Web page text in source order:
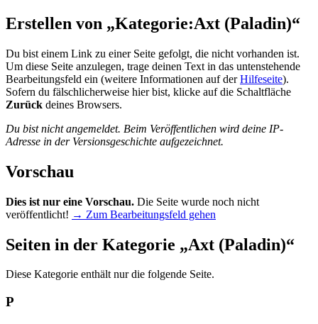
Erstellen von „Kategorie:Axt (Paladin)“
Du bist einem Link zu einer Seite gefolgt, die nicht vorhanden ist.
Um diese Seite anzulegen, trage deinen Text in das untenstehende
Bearbeitungsfeld ein (weitere Informationen auf derHilfeseite).
Sofern du fälschlicherweise hier bist, klicke auf die Schaltfläche
Zurück deines Browsers.
Du bist nicht angemeldet. Beim Veröffentlichen wird deine IP-
Adresse in der Versionsgeschichte aufgezeichnet.
Vorschau
Dies ist nur eine Vorschau. Die Seite wurde noch nicht
veröffentlicht! → Zum Bearbeitungsfeld gehen
Seiten in der Kategorie „Axt (Paladin)“
Diese Kategorie enthält nur die folgende Seite.
P